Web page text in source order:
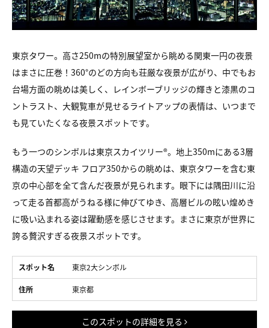
東京タワー。高さ250mの特別展望室から眺める関東一円の夜景
はまさに圧巻！360°のどの方向も荘厳な夜景が広がり、中でもお
台場方面の眺めは美しく、レインボーブリッジの輝きと漆黒のコ
ントラスト、大観覧車が見せるライトアップの表情は、いつまで
も見ていたくなる夜景スポットです。
もう一つのシンボルは東京スカイツリー®。地上350mにある3層
構造の天望デッキ フロア350からの眺めは、東京タワーを含む東
京の中心部を全て含んだ夜景が見られます。眼下には隅田川に沿
って走る首都高がうねる様に伸びてゆき、高層ビルの眩い煌めき
に吸い込まれる姿は躍動感を感じさせます。まさに東京が世界に
誇る贅沢すぎる夜景スポットです。
スポット名 東京2大シンボル
住所 東京都
このスポットの詳細を見る